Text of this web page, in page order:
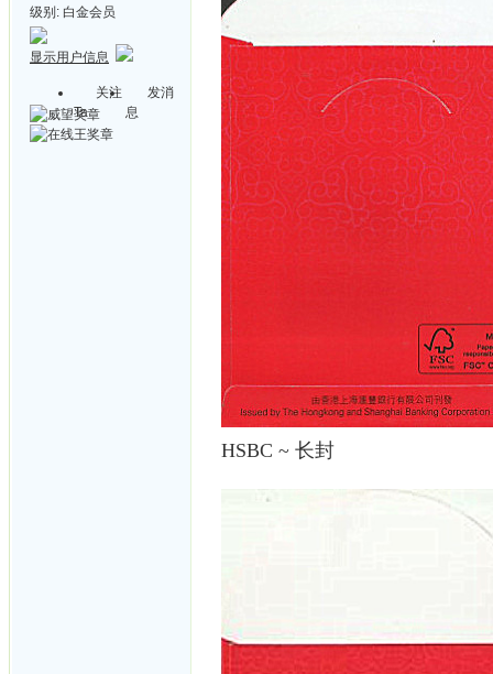
级别: 白金会员
显示用户信息
关注
Ta
发消
息
HSBC ~ 长封